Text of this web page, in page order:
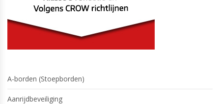
A-borden (Stoepborden)
Aanrijdbeveiliging